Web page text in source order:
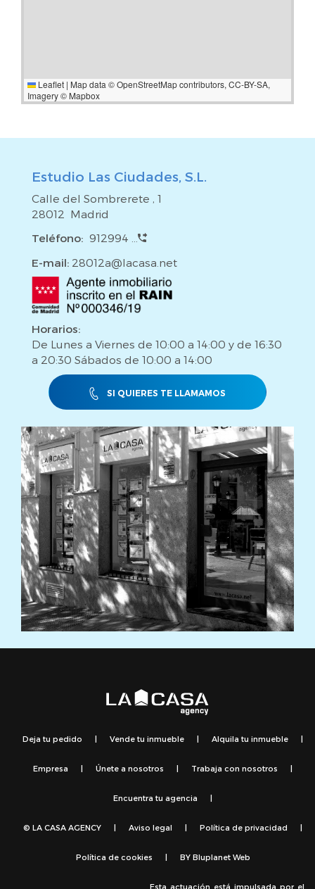
Leaflet | Map data ©OpenStreetMapcontributors, CC-BY-SA,
Imagery © Mapbox
Estudio Las Ciudades, S.L.
Calle del Sombrerete , 1
28012 Madrid
Teléfono: 912994 ...
E-mail: 28012a@lacasa.net
Horarios:
De Lunes a Viernes de 10:00 a 14:00 y de 16:30
a 20:30 Sábados de 10:00 a 14:00
SI QUIERES TE LLAMAMOS
Deja tu pedido | Vende tu inmueble | Alquila tu inmueble |
Empresa | Únete a nosotros | Trabaja con nosotros |
Encuentra tu agencia |
© LA CASA AGENCY | Aviso legal | Política de privacidad |
Política de cookies | BY Bluplanet Web
Esta actuación está impulsada por el